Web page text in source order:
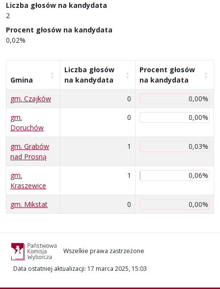
Liczba głosów na kandydata
2
Procent głosów na kandydata
0,02%
Gmina
Liczba głosów
na kandydata
Procent głosów
na kandydata
gm. Czajków
0
0,00%
gm.
Doruchów
0 0,00%
gm. Grabów
nad Prosną
1 0,03%
gm.
Kraszewice
1 0,06%
gm. Mikstat 0 0,00%
Wszelkie prawa zastrzeżone
Data ostatniej aktualizacji: 17 marca 2025, 15:03